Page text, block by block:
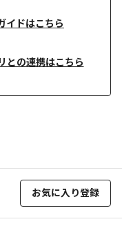
イドはこちら
との連携はこちら
お気に入り登録